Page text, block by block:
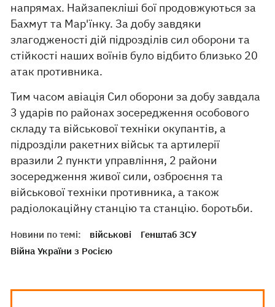
напрямах. Найзапекліші бої продовжуються за
Бахмут та Мар'їнку. За добу завдяки
злагодженості дій підрозділів сил оборони та
стійкості наших воїнів було відбито близько 20
атак противника.
Тим часом авіація Сил оборони за добу завдала
3 ударів по районах зосередження особового
складу та військової техніки окупантів, а
підрозділи ракетних військ та артилерії
вразили 2 пункти управління, 2 райони
зосередження живої сили, озброєння та
військової техніки противника, а також
радіолокаційну станцію та станцію. боротьби.
Новини по темі: військові
Генштаб ЗСУ
Війна України з Росією